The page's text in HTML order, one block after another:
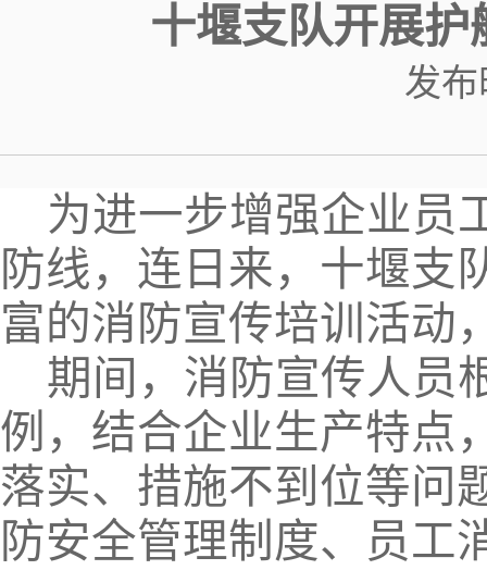
十堰支队开展
发布
为进一步增强企业员
防线，连日来，十堰支
富的消防宣传培训活动
期间，消防宣传人员
例，结合企业生产特点
落实、措施不到位等问
防安全管理制度、员工